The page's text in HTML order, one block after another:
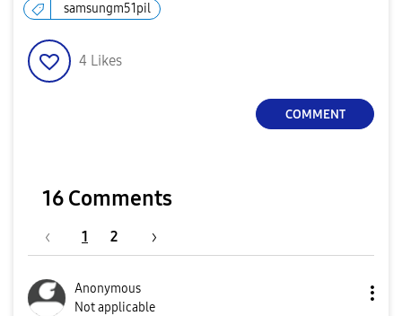
samsungm51pil
4 Likes
COMMENT
16 Comments
1 2
Anonymous
Not applicable